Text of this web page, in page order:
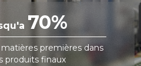
70%
premières dans
produits finaux